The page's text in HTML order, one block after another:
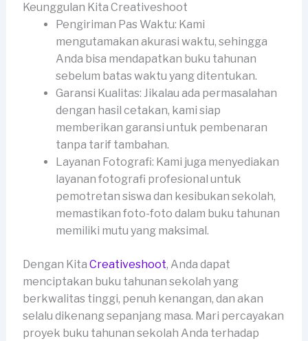
Keunggulan Kita Creativeshoot
Pengiriman Pas Waktu: Kami
mengutamakan akurasi waktu, sehingga
Anda bisa mendapatkan buku tahunan
sebelum batas waktu yang ditentukan.
Garansi Kualitas: Jikalau ada permasalahan
dengan hasil cetakan, kami siap
memberikan garansi untuk pembenaran
tanpa tarif tambahan.
Layanan Fotografi: Kami juga menyediakan
layanan fotografi profesional untuk
pemotretan siswa dan kesibukan sekolah,
memastikan foto-foto dalam buku tahunan
memiliki mutu yang maksimal.
Dengan Kita Creativeshoot, Anda dapat
menciptakan buku tahunan sekolah yang
berkwalitas tinggi, penuh kenangan, dan akan
selalu dikenang sepanjang masa. Mari percayakan
proyek buku tahunan sekolah Anda terhadap